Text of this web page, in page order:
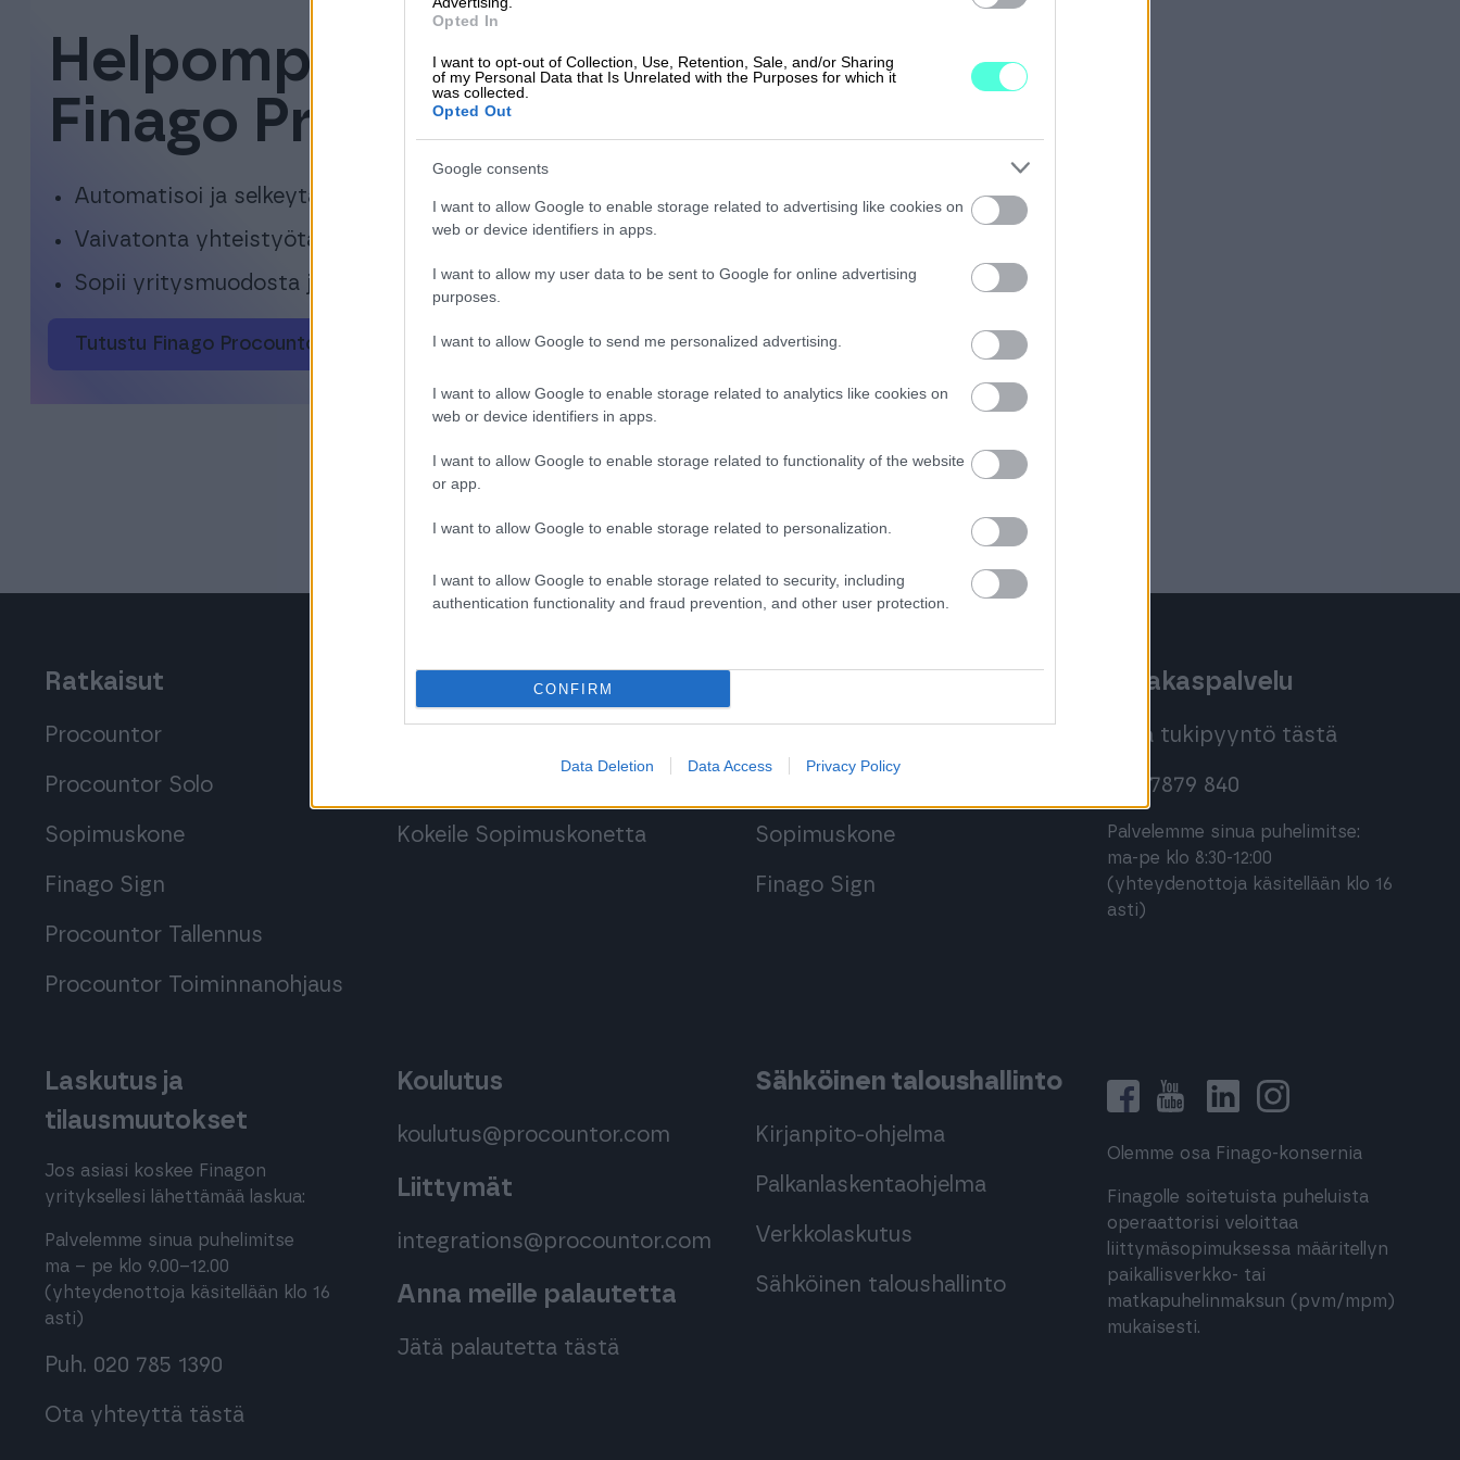
Opted In
I want to opt-out of Collection, Use, Retention, Sale, and/or Sharing
of my Personal Data that Is Unrelated with the Purposes for which it
was collected.
Opted Out
Google consents
I want to allow Google to enable storage related to advertising like cookies on
web or device identifiers in apps.
I want to allow my user data to be sent to Google for online advertising
purposes.
I want to allow Google to send me personalized advertising.
I want to allow Google to enable storage related to analytics like cookies on
web or device identifiers in apps.
I want to allow Google to enable storage related to functionality of the website
or app.
I want to allow Google to enable storage related to personalization.
I want to allow Google to enable storage related to security, including
authentication functionality and fraud prevention, and other user protection.
CONFIRM
Data Deletion Data Access Privacy Policy
Helpompaa arkea fiksulla
Finago Procountorilla
Automatisoi ja selkeytä talouttasi
Vaivatonta yhteistyötä eri osapuolten kanssa
Sopii yritysmuodosta ja -koosta riippumatta
Tutustu Finago Procountoriin
Ratkaisut
Procountor
Procountor Solo
Sopimuskone
Finago Sign
Procountor Tallennus
Procountor Toiminnanohjaus
Tutustu ohjelmistoihin
Kokeile Sopimuskonetta Sopimuskone
Finago Sign
Asiakaspalvelu
Jätä tukipyyntö tästä
020 7879 840
Palvelemme sinua puhelimitse:
ma-pe klo 8:30-12:00
(yhteydenottoja käsitellään klo 16
asti)
Laskutus ja
tilausmuutokset
Jos asiasi koskee Finagon
yrityksellesi lähettämää laskua:
Palvelemme sinua puhelimitse
ma – pe klo 9.00–12.00
(yhteydenottoja käsitellään klo 16
asti)
Puh. 020 785 1390
Ota yhteyttä tästä
Koulutus
koulutus@procountor.com
Liittymät
integrations@procountor.com
Anna meille palautetta
Jätä palautetta tästä
Sähköinen taloushallinto
Kirjanpito-ohjelma
Palkanlaskentaohjelma
Verkkolaskutus
Sähköinen taloushallinto
Olemme osa Finago-konsernia
Finagolle soitetuista puheluista
operaattorisi veloittaa
liittymäsopimuksessa määritellyn
paikallisverkko- tai
matkapuhelinmaksun (pvm/mpm)
mukaisesti.